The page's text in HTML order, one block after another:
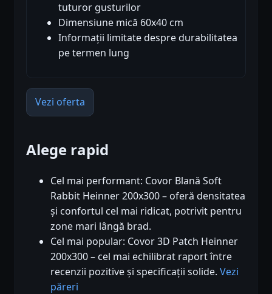
tuturor gusturilor
Dimensiune mică 60x40 cm
Informații limitate despre durabilitatea
pe termen lung
Vezi oferta
Alege rapid
Cel mai performant: Covor Blană Soft
Rabbit Heinner 200x300 – oferă densitatea
și confortul cel mai ridicat, potrivit pentru
zone mari lângă brad.
Cel mai popular: Covor 3D Patch Heinner
200x300 – cel mai echilibrat raport între
recenzii pozitive și specificații solide. Vezi
păreri